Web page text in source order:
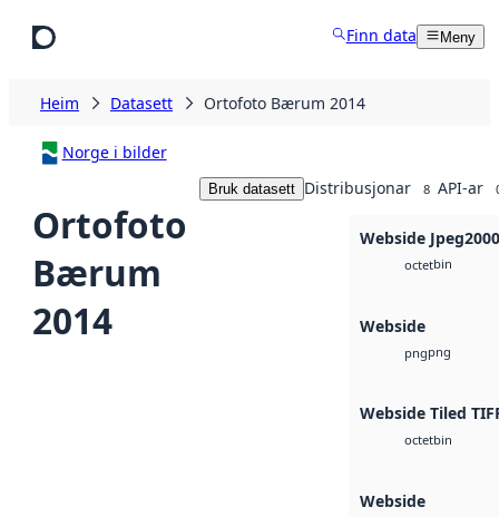
Finn data Meny
Heim Datasett Ortofoto Bærum 2014
Norge i bilder
Ortofoto
Bærum
2014
Bruk datasett Distribusjonar 8 API-ar
Webside Jpeg2000
octetbin
Webside
pngpng
Webside Tiled
octetbin
Webside